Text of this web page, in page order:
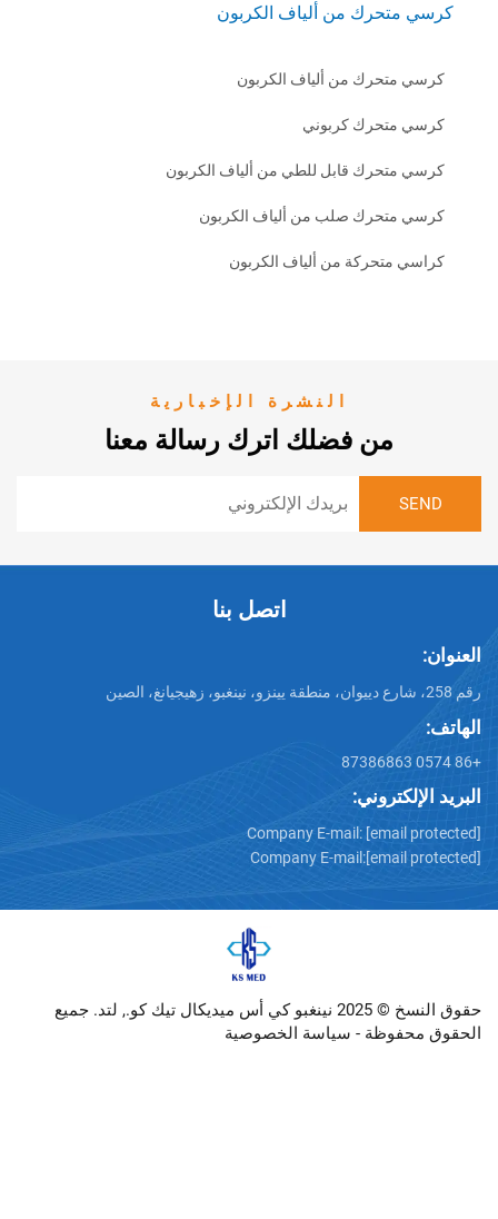
من ألياف الكربون
من ألياف الكربون
كربوني
قابل للطي من ألياف الكربون
صلب من ألياف الكربون
من ألياف الكربون
النشرة الإخبارية
من فضلك اترك رسالة معنا
Company E-mail:
Company E-mail:
حقوق النسخ © 2025 نينغبو كي أس ميديكال تيك كو., لتد. جميع
-سياسة الخصوصية